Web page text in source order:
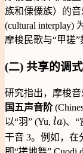
族和傈僳族）的
(cultural interplay)
摩梭民歌与“甲搓
(二) 共享的调
研究指出，摩梭
国五声音阶
以“羽” (Yu, la
la)、“
干音 3。例如，在